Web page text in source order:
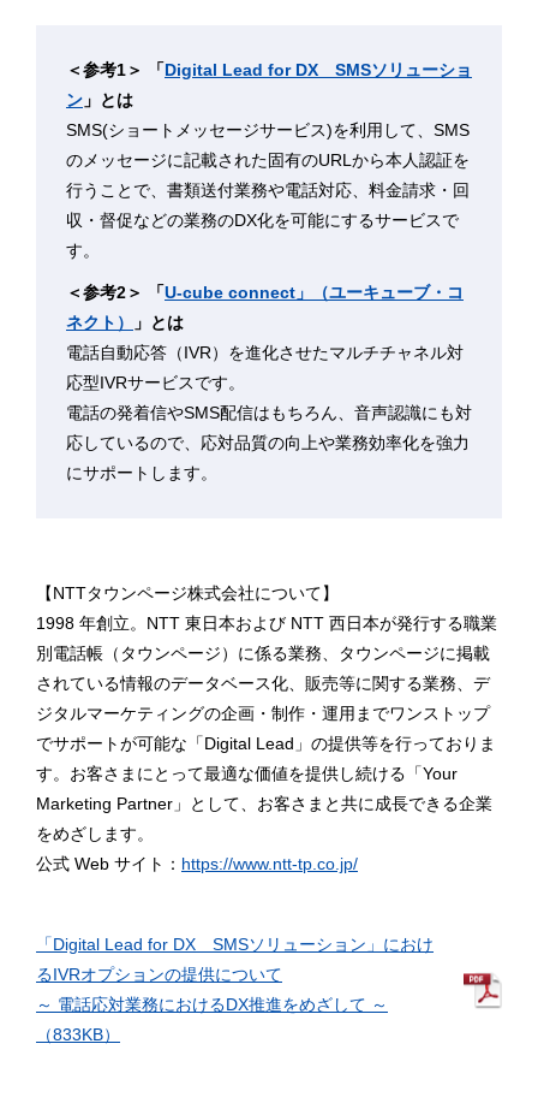
＜参考1＞ 「Digital Lead for DX SMSソリューショ
ン 」とは
SMS(ショートメッセージサービス)を利用して、SMS
のメッセージに記載された固有のURLから本人認証を
行うことで、書類送付業務や電話対応、料金請求・回
収・督促などの業務のDX化を可能にするサービスで
す。
＜参考2＞ 「U-cube connect」（ユーキューブ・コ
ネクト）
」とは
電話自動応答（IVR）を進化させたマルチチャネル対
応型IVRサービスです。
電話の発着信やSMS配信はもちろん、音声認識にも対
応しているので、応対品質の向上や業務効率化を強力
にサポートします。
【NTTタウンページ株式会社について】
1998 年創立。NTT 東日本および NTT 西日本が発行する職業
別電話帳（タウンページ）に係る業務、タウンページに掲載
されている情報のデータベース化、販売等に関する業務、デ
ジタルマーケティングの企画・制作・運用までワンストップ
でサポートが可能な「Digital Lead」の提供等を行っておりま
す。お客さまにとって最適な価値を提供し続ける「Your
Marketing Partner」として、お客さまと共に成長できる企業
をめざします。
公式 Web サイト： https://www.ntt-tp.co.jp/
「Digital Lead for DX SMSソリューション」におけ
るIVRオプションの提供について
～ 電話応対業務におけるDX推進をめざして ～
（833KB）